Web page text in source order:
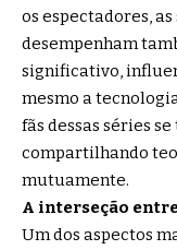
os espectadores,
desempenham
significativo,
mesmo a
fãs dessas séries
compartilhando
mutuamente.
A interseção
Um dos aspectos